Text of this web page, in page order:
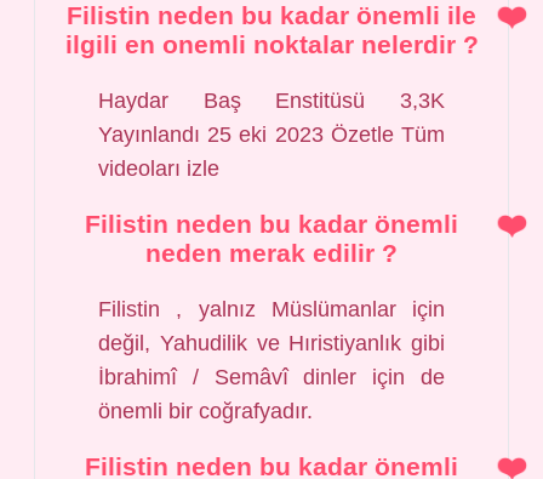
Filistin neden bu kadar önemli ile
ilgili en onemli noktalar nelerdir ?
Haydar Baş Enstitüsü 3,3K
Yayınlandı 25 eki 2023 Özetle Tüm
videoları izle
Filistin neden bu kadar önemli
neden merak edilir ?
Filistin , yalnız Müslümanlar için
değil, Yahudilik ve Hıristiyanlık gibi
İbrahimî / Semâvî dinler için de
önemli bir coğrafyadır.
Filistin neden bu kadar önemli